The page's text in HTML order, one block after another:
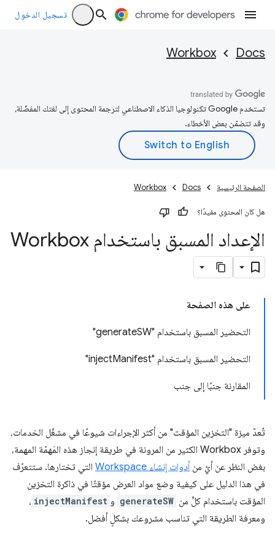
تسجيل الدخول
Docs
Workbox
تستخدم Google تكنولوجيا الذكاء الاصطناعي لترجمة المحتوى إلى لغتك المفضّلة،
وقد تتضمّن بعض الأخطاء.
الصفحة الرئيسية Docs
Workbox
هل كان المحتوى مفيدًا؟
الإعداد المسبق باستخدام Workbox
على هذه الصفحة
التحضير المسبق باستخدام "generateSW"
التحضير المسبق باستخدام "injectManifest"
المقارنة جنبًا إلى جنب
تُعدّ ميزة "التخزين المؤقت" من أكثر الإجراءات شيوعًا في مشغّل الخدمات،
وتوفر Workbox الكثير من المرونة في طريقة إنجاز هذه المَهمّة المهمة،
بغض النظر عن أيّ من أدوات إنشاء Workspace
التي تختارها. ستتعرّف
في هذا الدليل على كيفية وضع مواد العرض مؤقتًا في ذاكرة التخزين
المؤقت باستخدام كلٍّ من generateSW و injectManifest ،
ومعرفة الطريقة التي تناسب مشروعك بشكلٍ أفضل.